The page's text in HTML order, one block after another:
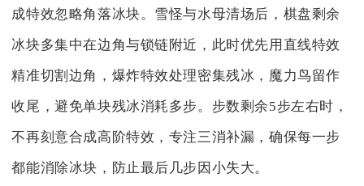
成特效忽略角落冰块。雪怪与水母清场后，棋盘剩余
冰块多集中在边角与锁链附近，此时优先用直线特效
精准切割边角，爆炸特效处理密集残冰，魔力鸟留作
收尾，避免单块残冰消耗多步。步数剩余5步左右时，
不再刻意合成高阶特效，专注三消补漏，确保每一步
都能消除冰块，防止最后几步因小失大。